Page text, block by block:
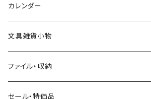
ミモザ
お花・フラワー・グリーン・植物
BGM
eric
SAIEN
田村美紀
パピアプラッツ（作家もの）
ヨハク
eric
浅野みどり
西淑
食べ物・フード・スイーツ
パン・ブレッド
カフェ
コーヒー・飲み物・クリームソーダ
カレンダー
文具雑貨小物
ファイル・収納
セール・特価品